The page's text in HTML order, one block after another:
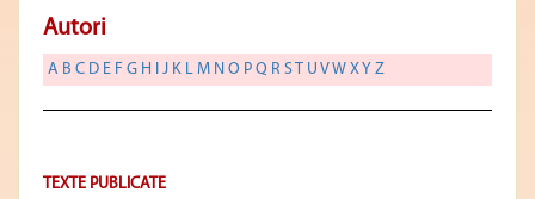
Autori
A B C D E F G H I J K L M N O P Q R S T U VW X Y Z
TEXTE PUBLICATE